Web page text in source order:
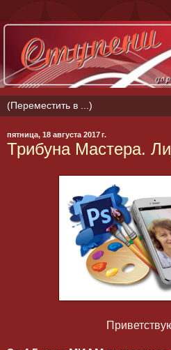
пятница, 18 августа 2017 г.
Трибуна Мастера.